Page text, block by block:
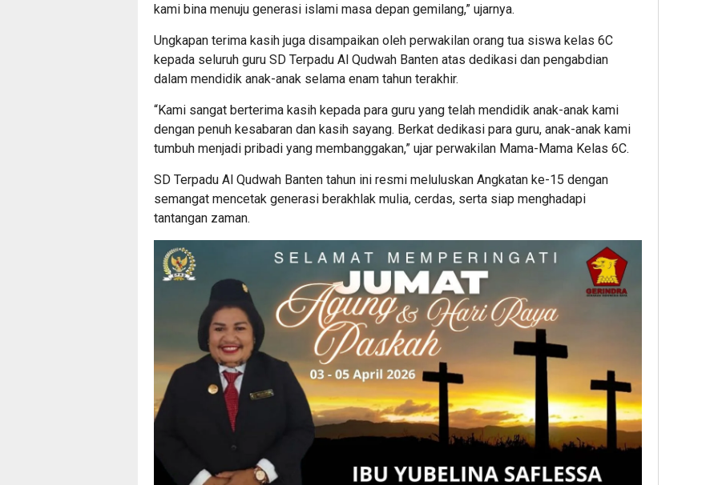
kami bina menuju generasi islami masa depan gemilang,” ujarnya.
Ungkapan terima kasih juga disampaikan oleh perwakilan orang tua siswa kelas 6C
kepada seluruh guru SD Terpadu Al Qudwah Banten atas dedikasi dan pengabdian
dalam mendidik anak-anak selama enam tahun terakhir.
“Kami sangat berterima kasih kepada para guru yang telah mendidik anak-anak kami
dengan penuh kesabaran dan kasih sayang. Berkat dedikasi para guru, anak-anak kami
tumbuh menjadi pribadi yang membanggakan,” ujar perwakilan Mama-Mama Kelas 6C.
SD Terpadu Al Qudwah Banten tahun ini resmi meluluskan Angkatan ke-15 dengan
semangat mencetak generasi berakhlak mulia, cerdas, serta siap menghadapi
tantangan zaman.